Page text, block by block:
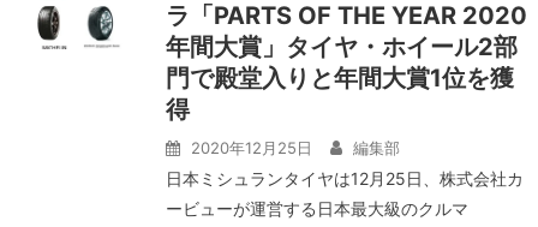
ラ「PARTS OF THE YEAR 2020
年間大賞」タイヤ・ホイール2部
門で殿堂入りと年間大賞1位を獲
得
2020年12月25日 編集部
日本ミシュランタイヤは12月25日、株式会社カ
ービューが運営する日本最大級のクルマ